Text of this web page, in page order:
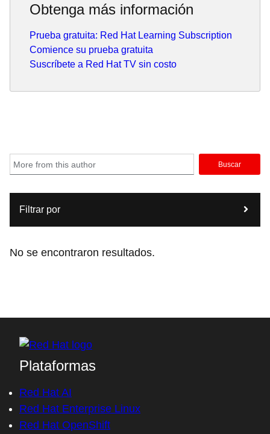
performing teams and tools to support them has been
honed during his tenure at Red Hat.
Obtenga más información
Prueba gratuita: Red Hat Learning Subscription
Comience su prueba gratuita
Suscríbete a Red Hat TV sin costo
Buscar
Filtrar por
No se encontraron resultados.
Plataformas
Red Hat AI
Red Hat Enterprise Linux
Red Hat OpenShift